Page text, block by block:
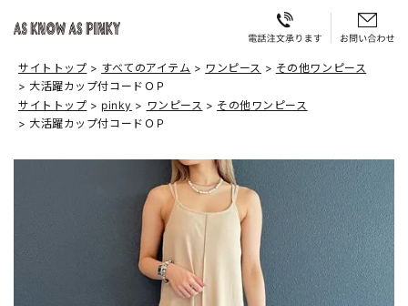
サイトトップ すべてのアイテム ワンピース
その他ワンピース
大活躍カップ付コードＯＰ
サイトトップ
pinky ワンピース
その他ワンピース
大活躍カップ付コードＯＰ